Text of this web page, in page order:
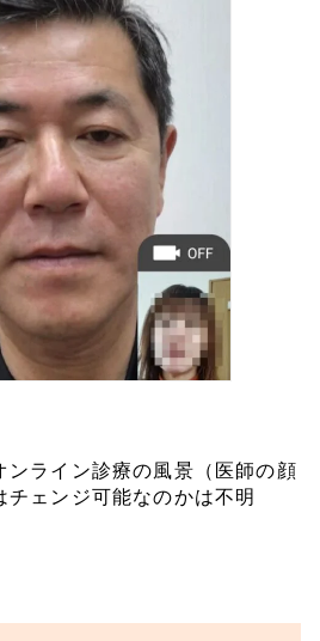
ンライン診療の風景（医師の顔
チェンジ可能なのかは不明